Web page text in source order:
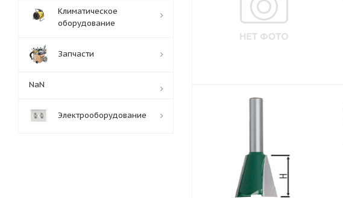
Климатическое
оборудование
Запчасти
NaN
Электрооборудование